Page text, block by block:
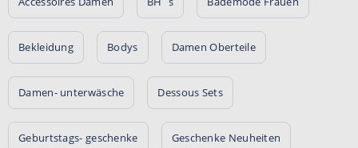
Bekleidung Bodys Damen Oberteile
Damen- unterwäsche Dessous Sets
Geburtstags- geschenke Geschenke Neuheiten